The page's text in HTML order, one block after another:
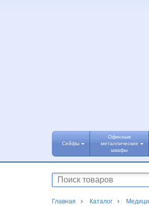
Сейфы
Офисные
металлические
шкафы
Главная Каталог